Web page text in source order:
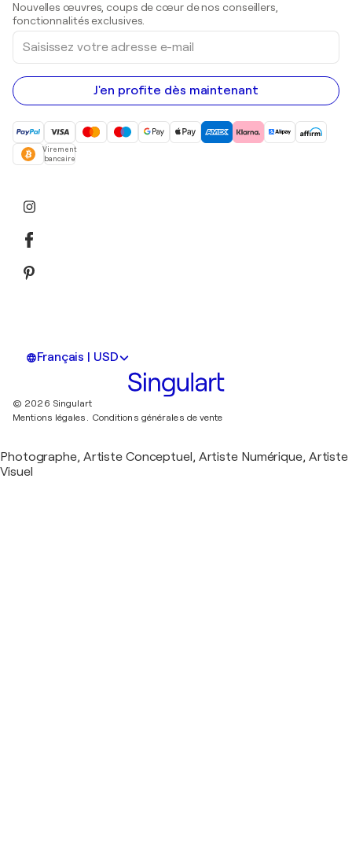
Peintures acryliques
Nouvelles œuvres, coups de cœur de nos conseillers,
fonctionnalités exclusives.
Saisissez
votre
adresse
e-
mail
J'en profite dès maintenant
Virement
bancaire
Français | USD
© 2026 Singulart
Mentions légales. Conditions générales de vente
Photographe, Artiste Conceptuel, Artiste Numérique, Artiste
Visuel